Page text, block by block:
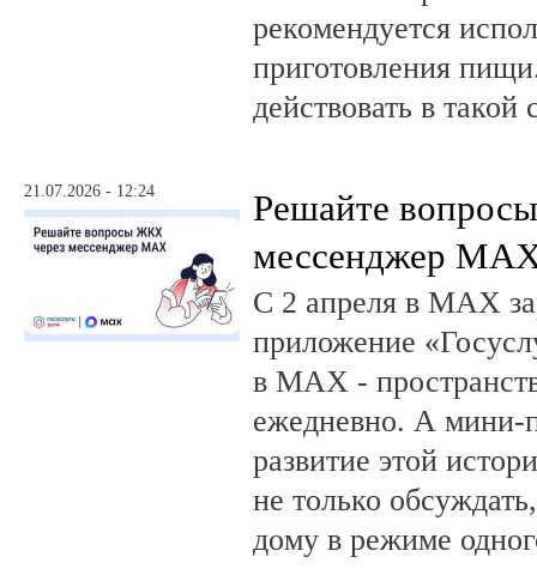
рекомендуется
приготовления
действовать в такой
21.07.2026 - 12:24
Решайте
мессенджер
С 2 апреля в MAX
приложение
в MAX -
ежедневно. А мини-
развитие этой
не только
дому в режиме